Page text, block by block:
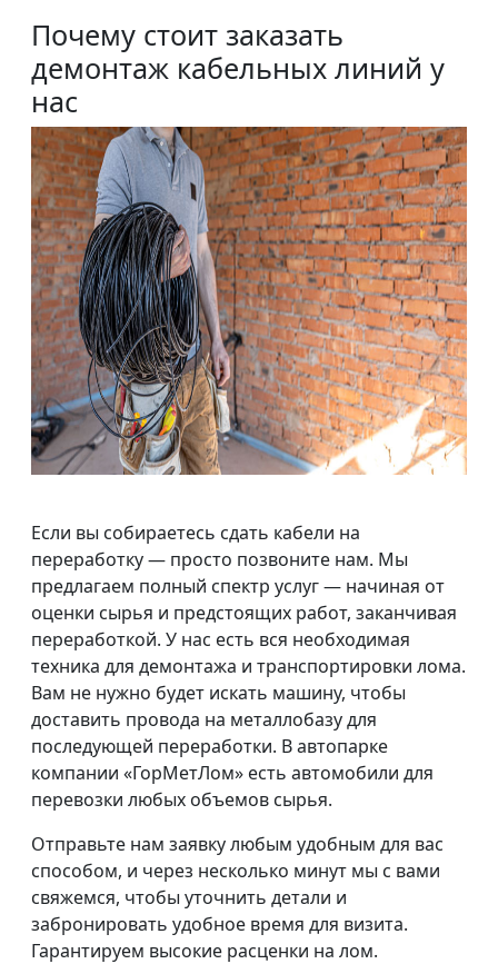
Почему стоит заказать
демонтаж кабельных линий у
нас
Если вы собираетесь сдать кабели на
переработку — просто позвоните нам. Мы
предлагаем полный спектр услуг — начиная от
оценки сырья и предстоящих работ, заканчивая
переработкой. У нас есть вся необходимая
техника для демонтажа и транспортировки лома.
Вам не нужно будет искать машину, чтобы
доставить провода на металлобазу для
последующей переработки. В автопарке
компании «ГорМетЛом» есть автомобили для
перевозки любых объемов сырья.
Отправьте нам заявку любым удобным для вас
способом, и через несколько минут мы с вами
свяжемся, чтобы уточнить детали и
забронировать удобное время для визита.
Гарантируем высокие расценки на лом.